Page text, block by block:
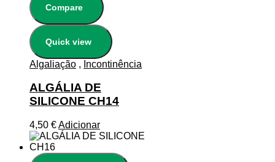
Compare
Quick view
Algaliação , Incontinência
ALGÁLIA DE
SILICONE CH14
4,50 €Adicionar